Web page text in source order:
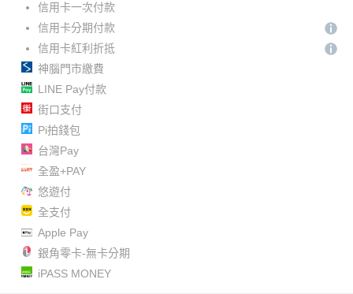
信用卡一次付款
信用卡分期付款
信用卡紅利折抵
神腦門市繳費
LINE Pay付款
街口支付
Pi拍錢包
台灣Pay
全盈+PAY
悠遊付
全支付
Apple Pay
銀角零卡-無卡分期
iPASS MONEY